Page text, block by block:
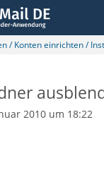
/ Konten einrichten /
2010 um 18:22